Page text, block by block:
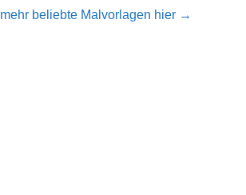
mehr beliebte Malvorlagen hier →